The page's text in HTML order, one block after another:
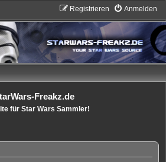
Anmelden
Registrieren
Freakz.de
für Star Wars Sammler!